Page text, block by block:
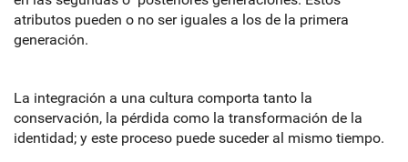
atributos pueden o no ser iguales a los de la primera
generación.
La integración a una cultura comporta tanto la
conservación, la pérdida como la transformación de la
identidad; y este proceso puede suceder al mismo tiempo.